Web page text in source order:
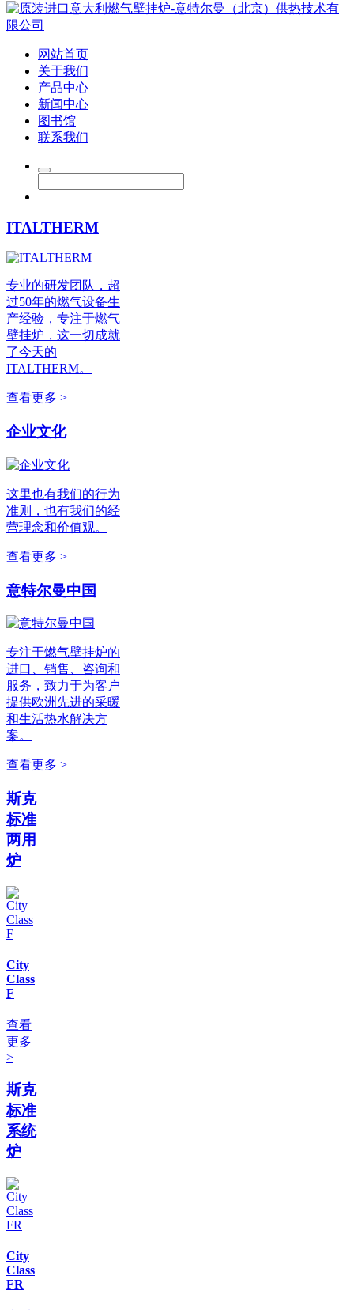
网站首页
关于我们
产品中心
新闻中心
图书馆
联系我们
ITALTHERM
专业的研发团队，超
过50年的燃气设备生
产经验，专注于燃气
壁挂炉，这一切成就
了今天的
ITALTHERM。
查看更多 >
企业文化
这里也有我们的行为
准则，也有我们的经
营理念和价值观。
查看更多 >
意特尔曼中国
专注于燃气壁挂炉的
进口、销售、咨询和
服务，致力于为客户
提供欧洲先进的采暖
和生活热水解决方
案。
查看更多 >
斯克
标准
两用
炉
City
Class
F
查看
更多
>
斯克
标准
系统
炉
City
Class
FR